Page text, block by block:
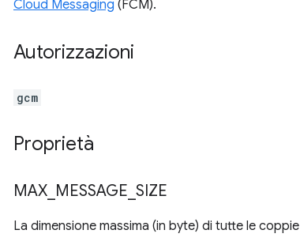
Cloud Messaging (FCM).
Autorizzazioni
gcm
Proprietà
MAX MESSAGE SIZE
La dimensione massima (in byte) di tutte le